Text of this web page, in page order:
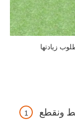
زيادتها
ونقطع